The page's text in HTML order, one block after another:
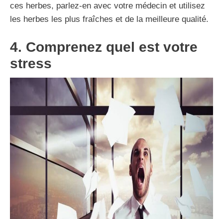
ces herbes, parlez-en avec votre médecin et utilisez
les herbes les plus fraîches et de la meilleure qualité.
4. Comprenez quel est votre
stress